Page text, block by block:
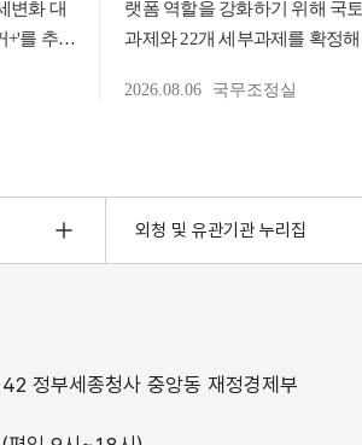
외청 및 유관기관 누리집
정부세종청사 중앙동 재정경제부